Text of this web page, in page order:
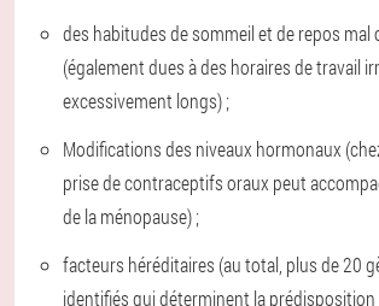
des habitudes de sommeil et de repos mal
(également dues à des horaires de travail
excessivement longs) ;
Modifications des niveaux hormonaux
prise de contraceptifs oraux peut
de la ménopause) ;
facteurs héréditaires (au total, plus de 20
identifiés qui déterminent la